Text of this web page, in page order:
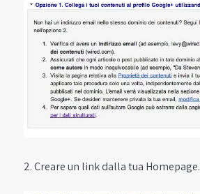
2. Creare un link dalla tua Homepage.